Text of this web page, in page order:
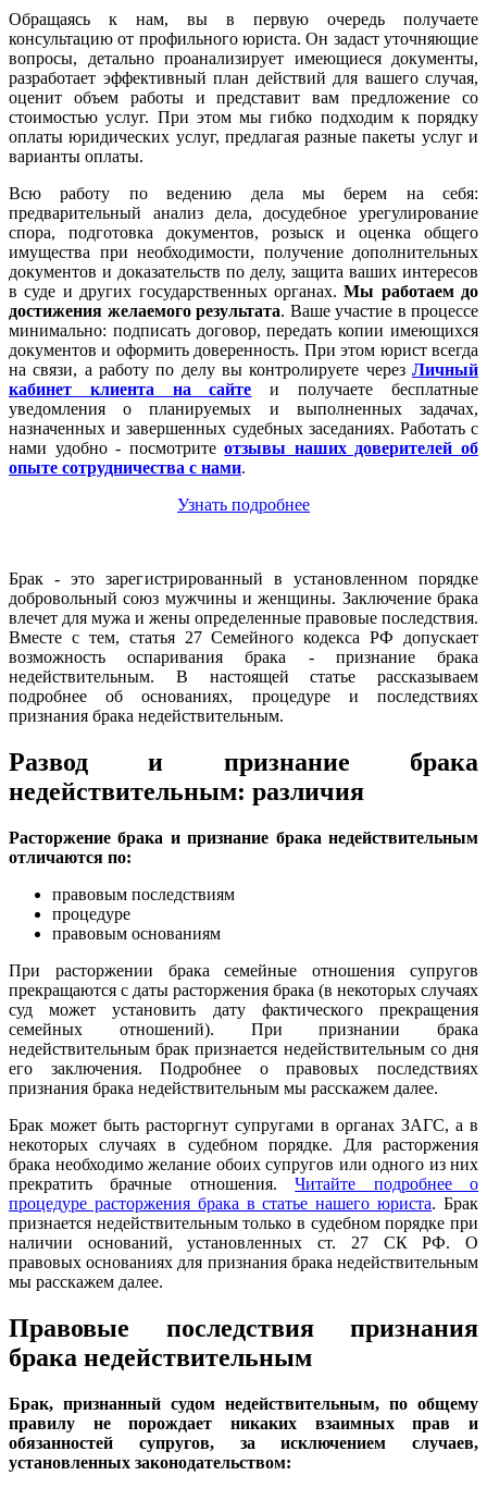
Обращаясь к нам, вы в первую очередь получаете
консультацию от профильного юриста. Он задаст уточняющие
вопросы, детально проанализирует имеющиеся документы,
разработает эффективный план действий для вашего случая,
оценит объем работы и представит вам предложение со
стоимостью услуг. При этом мы гибко подходим к порядку
оплаты юридических услуг, предлагая разные пакеты услуг и
варианты оплаты.
Всю работу по ведению дела мы берем на себя:
предварительный анализ дела, досудебное урегулирование
спора, подготовка документов, розыск и оценка общего
имущества при необходимости, получение дополнительных
документов и доказательств по делу, защита ваших интересов
в суде и других государственных органах.Мы работаем до
достижения желаемого результата. Ваше участие в процессе
минимально: подписать договор, передать копии имеющихся
документов и оформить доверенность. При этом юрист всегда
на связи, а работу по делу вы контролируете через Личный
кабинет клиента на сайте и получаете бесплатные
уведомления о планируемых и выполненных задачах,
назначенных и завершенных судебных заседаниях. Работать с
нами удобно - посмотритеотзывы наших доверителей об
опыте сотрудничества с нами.
Узнать подробнее
Брак - это зарегистрированный в установленном порядке
добровольный союз мужчины и женщины. Заключение брака
влечет для мужа и жены определенные правовые последствия.
Вместе с тем, статья 27 Семейного кодекса РФ допускает
возможность оспаривания брака - признание брака
недействительным. В настоящей статье рассказываем
подробнее об основаниях, процедуре и последствиях
признания брака недействительным.
Развод и признание брака
недействительным: различия
Расторжение брака и признание брака недействительным
отличаются по:
правовым последствиям
процедуре
правовым основаниям
При расторжении брака семейные отношения супругов
прекращаются с даты расторжения брака (в некоторых случаях
суд может установить дату фактического прекращения
семейных отношений). При признании брака
недействительным брак признается недействительным со дня
его заключения. Подробнее о правовых последствиях
признания брака недействительным мы расскажем далее.
Брак может быть расторгнут супругами в органах ЗАГС, а в
некоторых случаях в судебном порядке. Для расторжения
брака необходимо желание обоих супругов или одного из них
прекратить брачные отношения.Читайте подробнее о
процедуре расторжения брака в статье нашего юриста. Брак
признается недействительным только в судебном порядке при
наличии оснований, установленных ст. 27 СК РФ. О
правовых основаниях для признания брака недействительным
мы расскажем далее.
Правовые последствия признания
брака недействительным
Брак, признанный судом недействительным, по общему
правилу не порождает никаких взаимных прав и
обязанностей супругов, за исключением случаев,
установленных законодательством: